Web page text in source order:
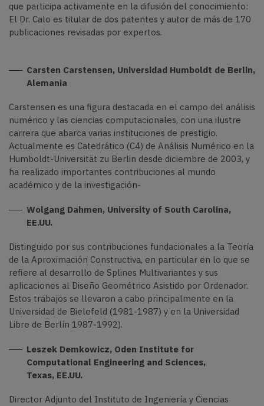
que participa activamente en la difusión del conocimiento:
El Dr. Calo es titular de dos patentes y autor de más de 170
publicaciones revisadas por expertos.
Carsten Carstensen, Universidad Humboldt de Berlin,
Alemania
Carstensen es una figura destacada en el campo del análisis
numérico y las ciencias computacionales, con una ilustre
carrera que abarca varias instituciones de prestigio.
Actualmente es Catedrático (C4) de Análisis Numérico en la
Humboldt-Universität zu Berlin desde diciembre de 2003, y
ha realizado importantes contribuciones al mundo
académico y de la investigación-
Wolgang Dahmen, University of South Carolina,
EE.UU.
Distinguido por sus contribuciones fundacionales a la Teoría
de la Aproximación Constructiva, en particular en lo que se
refiere al desarrollo de Splines Multivariantes y sus
aplicaciones al Diseño Geométrico Asistido por Ordenador.
Estos trabajos se llevaron a cabo principalmente en la
Universidad de Bielefeld (1981-1987) y en la Universidad
Libre de Berlín 1987-1992).
Leszek Demkowicz, Oden Institute for
Computational Engineering and Sciences,
Texas, EE.UU.
Director Adjunto del Instituto de Ingeniería y Ciencias